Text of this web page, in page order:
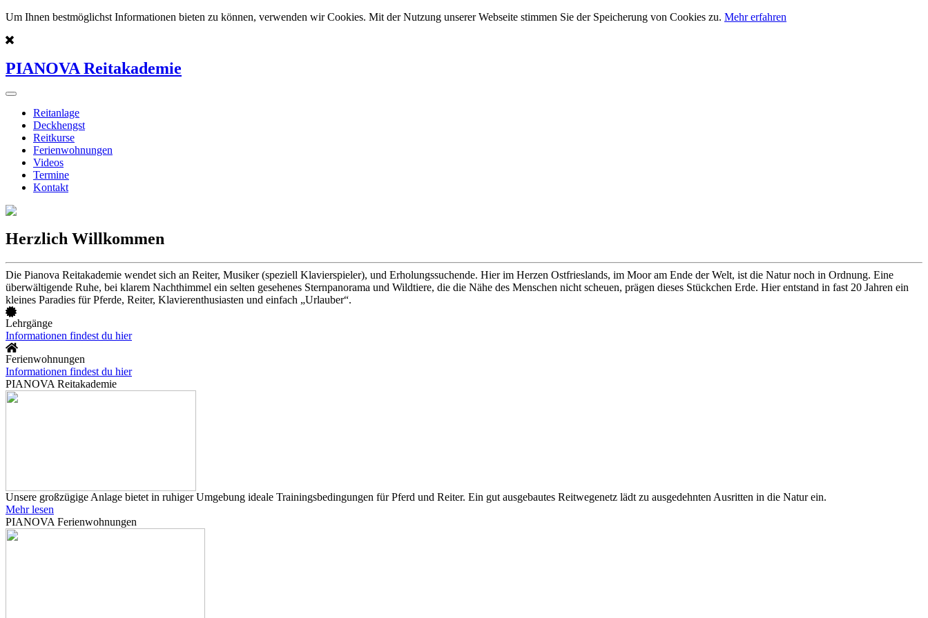
Um Ihnen bestmöglichst Informationen bieten zu können, verwenden wir Cookies. Mit der Nutzung unserer Webseite stimmen Sie der Speicherung von Cookies zu. Mehr erfahren
PIANOVA Reitakademie
Reitanlage
Deckhengst
Reitkurse
Ferienwohnungen
Videos
Termine
Kontakt
Herzlich Willkommen
Die Pianova Reitakademie wendet sich an Reiter, Musiker (speziell Klavierspieler), und Erholungssuchende. Hier im Herzen Ostfrieslands, im Moor am Ende der Welt, ist die Natur noch in Ordnung. Eine
überwältigende Ruhe, bei klarem Nachthimmel ein selten gesehenes Sternpanorama und Wildtiere, die die Nähe des Menschen nicht scheuen, prägen dieses Stückchen Erde. Hier entstand in fast 20 Jahren ein
kleines Paradies für Pferde, Reiter, Klavierenthusiasten und einfach „Urlauber“.
Lehrgänge
Informationen findest du hier
Ferienwohnungen
Informationen findest du hier
PIANOVA Reitakademie
Unsere großzügige Anlage bietet in ruhiger Umgebung ideale Trainingsbedingungen für Pferd und Reiter. Ein gut ausgebautes Reitwegenetz lädt zu ausgedehnten Ausritten in die Natur ein.
Mehr lesen
PIANOVA Ferienwohnungen